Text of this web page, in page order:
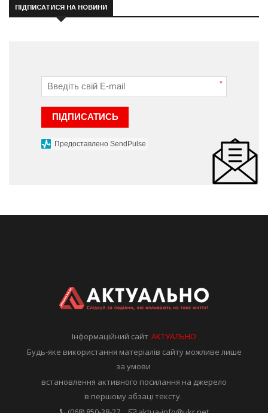
ПІДПИСАТИСЯ НА НОВИНИ
*
ПІДПИСАТИСЬ
Предоставлено SendPulse
Інформаційний сайтАКТУАЛЬНО
Будь-яке використання матеріалів сайту можливе лише
за умови
встановлення активного посилання на джерело
в першому абзаці тексту.